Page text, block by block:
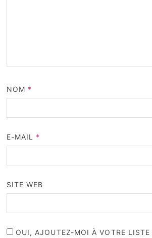
NOM *
E-MAIL *
SITE WEB
OUI, AJOUTEZ-MOI À VOTRE LISTE